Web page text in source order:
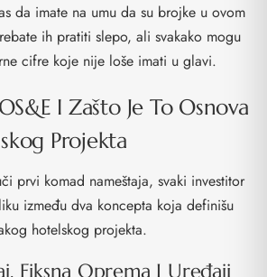
da imate na umu da su brojke u ovom
ih pratiti slepo, ali svakako mogu
cifre koje nije loše imati u glavi.
I Zašto Je To Osnova
Projekta
prvi komad nameštaja, svaki investitor
između dva koncepta koja definišu
hotelskog projekta.
Fiksna Oprema I Uređaji